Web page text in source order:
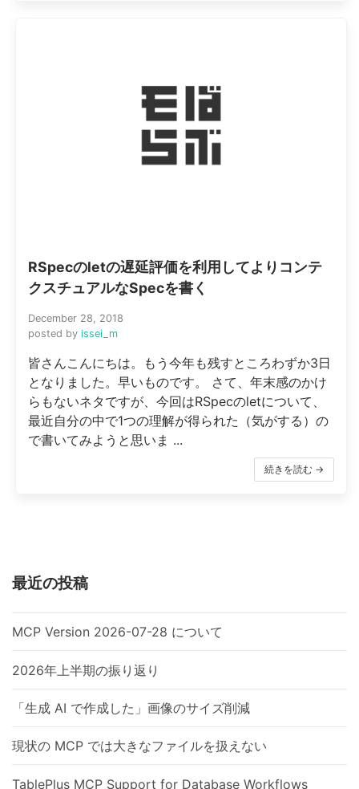
RSpecのletの遅延評価を利用してよりコンテ
クスチュアルなSpecを書く
December 28, 2018
posted by issei_m
皆さんこんにちは。もう今年も残すところわずか3日
となりました。早いものです。 さて、年末感のかけ
らもないネタですが、今回はRSpecのletについて、
最近自分の中で1つの理解が得られた（気がする）の
で書いてみようと思いま ...
続きを読む →
最近の投稿
MCP Version 2026-07-28 について
2026年上半期の振り返り
「生成 AI で作成した」画像のサイズ削減
現状の MCP では大きなファイルを扱えない
TablePlus MCP Support for Database Workflows